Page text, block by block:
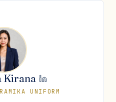
Kirana
UNIFORM